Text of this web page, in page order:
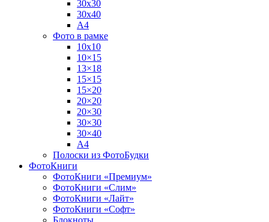
30х30
30х40
А4
Фото в рамке
10х10
10×15
13×18
15×15
15×20
20×20
20×30
30×30
30×40
A4
Полоски из ФотоБудки
ФотоКниги
ФотоКниги «Премиум»
ФотоКниги «Слим»
ФотоКниги «Лайт»
ФотоКниги «Софт»
Блокноты